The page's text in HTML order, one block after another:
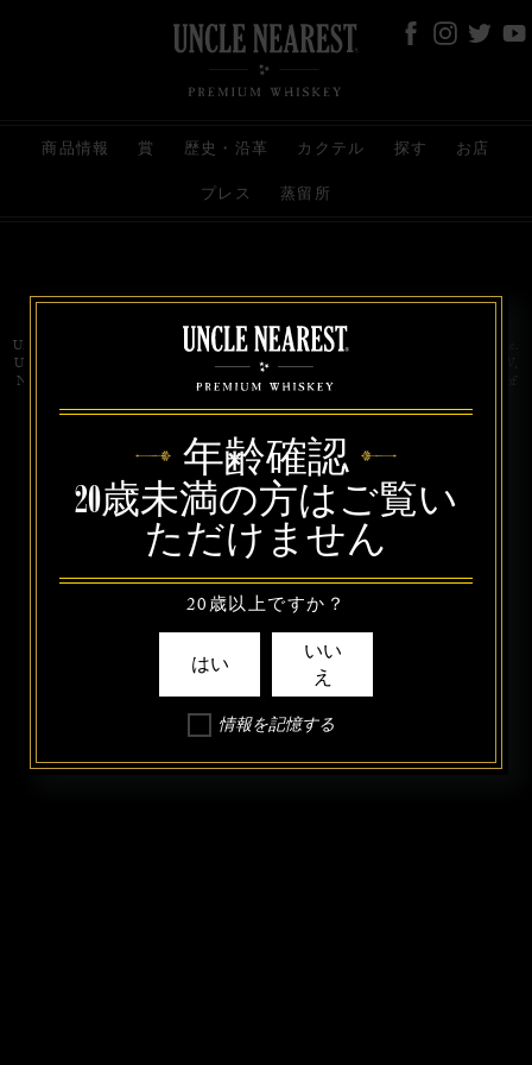
商品情報 賞 歴史・沿革 カクテル 探す お店
プレス 蒸留所
お問い合わせ 代理店 規約と条件
プライバシー
Uncle Nearest Premium Whiskey is wholly and independently owned by Uncle Nearest, Inc.
UNCLE NEAREST, THE BEST WHISKEY MAKER THE WORLD NEVER KNEW,
NATHAN GREEN, NEAREST GREEN, and DRINK HONORABLY are trademarks of
年齢確認
20歳未満の方はご覧い
ただけません
20歳以上ですか？
はい
いい
え
情報を記憶する